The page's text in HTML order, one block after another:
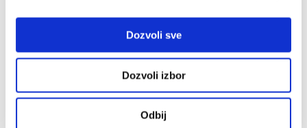
Dozvoli sve
Dozvoli izbor
Odbij